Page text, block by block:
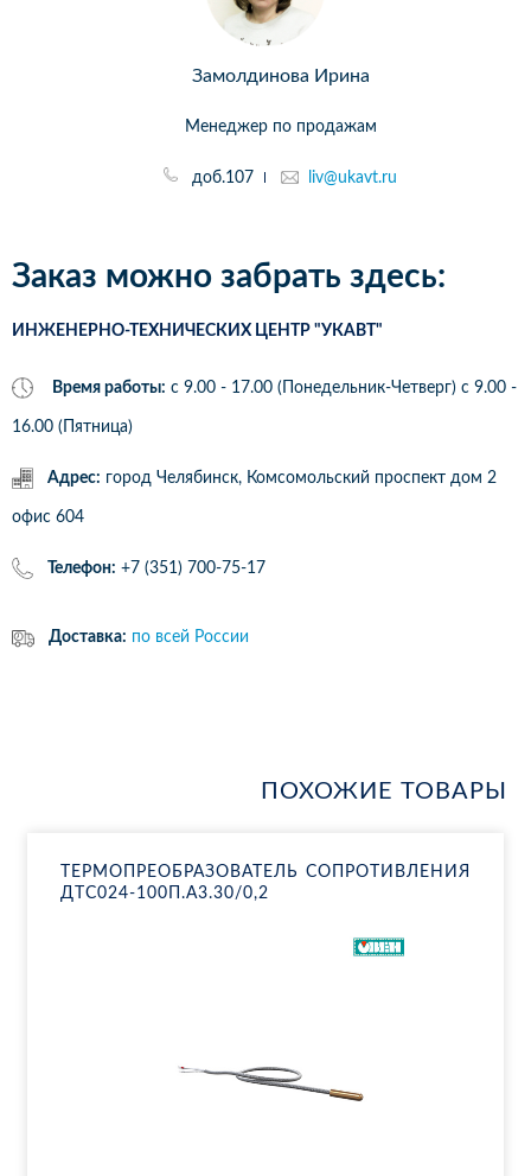
Замолдинова Ирина
Менеджер по продажам
доб.107 liv@ukavt.ru
Заказ можно забрать здесь:
ИНЖЕНЕРНО-ТЕХНИЧЕСКИХ ЦЕНТР "УКАВТ"
Время работы: с 9.00 - 17.00 (Понедельник-Четверг) c 9.00 -
16.00 (Пятница)
Адрес: город Челябинск, Комсомольский проспект дом 2
офис 604
Телефон: +7 (351) 700-75-17
Доставка: по всей России
ПОХОЖИЕ ТОВАРЫ
ТЕР­МО­ПРЕ­ОБ­РА­ЗО­ВА­ТЕЛЬ СО­ПРО­ТИВ­ЛЕ­НИЯ
ДТ­С024-100П.А3.30/0,2